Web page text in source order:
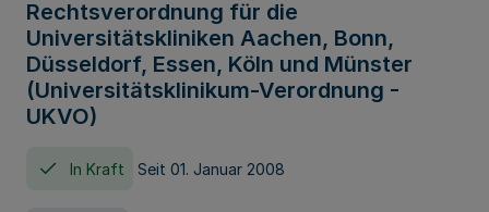
Rechtsverordnung für die
Universitätskliniken Aachen, Bonn,
Düsseldorf, Essen, Köln und Münster
(Universitätsklinikum-Verordnung -
UKVO)
In Kraft Seit 01. Januar 2008